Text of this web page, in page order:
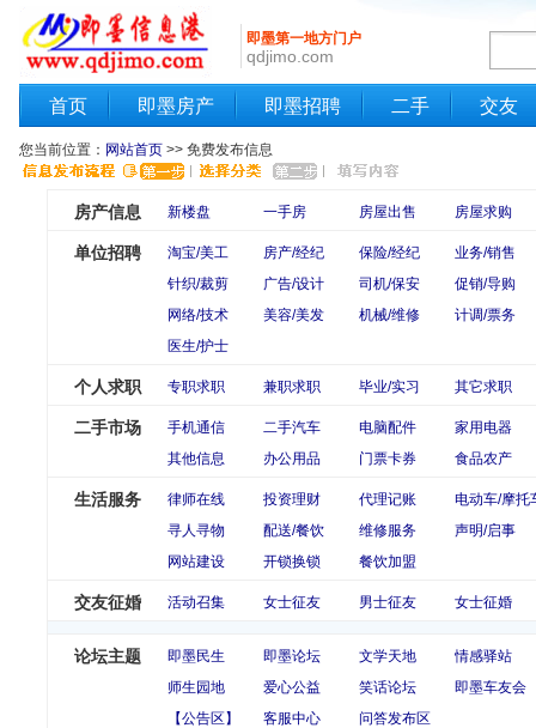
即墨第一地方门户
qdjimo.com
首页 即墨房产 即墨招聘 二手 交友
您当前位置： 网站首页 >> 免费发布信息
房产信息 新楼盘 一手房 房屋出售 房屋求购
单位招聘 淘宝/美工 房产/经纪 保险/经纪
业务/销售
针织/裁剪
广告/设计 司机/保安
促销/导购
网络/技术
美容/美发 机械/维修
计调/票务
医生/护士
个人求职 专职求职 兼职求职 毕业/实习 其它求职
二手市场 手机通信 二手汽车 电脑配件
家用电器
其他信息
办公用品 门票卡券 食品农产
生活服务 律师在线 投资理财 代理记账
电动车/摩托
寻人寻物
配送/餐饮 维修服务
声明/启事
网站建设
开锁换锁 餐饮加盟
交友征婚 活动召集 女士征友 男士征友 女士征婚
论坛主题 即墨民生 即墨论坛 文学天地
情感驿站
师生园地
爱心公益 笑话论坛
即墨车友会
【公告区】
客服中心 问答发布区